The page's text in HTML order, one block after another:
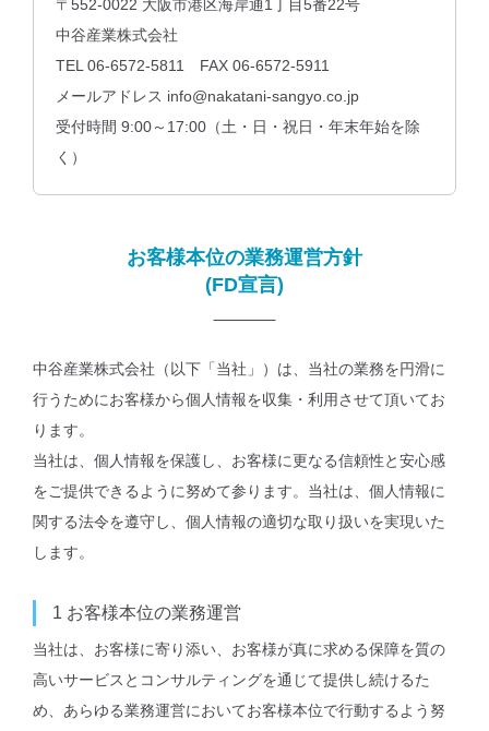
〒552-0022 大阪市港区海岸通1丁目5番22号
中谷産業株式会社
TEL06-6572-5811 FAX 06-6572-5911
メールアドレス info@nakatani-sangyo.co.jp
受付時間 9:00～17:00（土・日・祝日・年末年始を除
く）
お客様本位の業務運営⽅針
(FD宣⾔)
中⾕産業株式会社（以下「当社」）は、当社の業務を円滑に
⾏うためにお客様から個⼈情報を収集・利⽤させて頂いてお
ります。
当社は、個⼈情報を保護し、お客様に更なる信頼性と安⼼感
をご提供できるように努めて参ります。当社は、個⼈情報に
関する法令を遵守し、個⼈情報の適切な取り扱いを実現いた
します。
1 お客様本位の業務運営
当社は、お客様に寄り添い、お客様が真に求める保障を質の
⾼いサービスとコンサルティングを通じて提供し続けるた
め、あらゆる業務運営においてお客様本位で⾏動するよう努